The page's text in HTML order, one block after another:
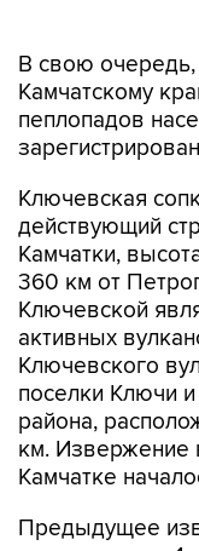
пеплопадов
Ключевская
Камчатки,
360 км от
Ключевской
активных
Ключевского
поселки Ключи и
района,
км. Извержение
Камчатке
Предыдущее